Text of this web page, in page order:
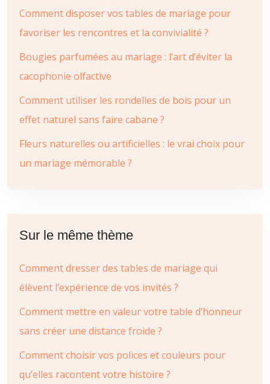
Comment disposer vos tables de mariage pour
favoriser les rencontres et la convivialité ?
Bougies parfumées au mariage : l’art d’éviter la
cacophonie olfactive
Comment utiliser les rondelles de bois pour un
effet naturel sans faire cabane ?
Fleurs naturelles ou artificielles : le vrai choix pour
un mariage mémorable ?
Sur le même thème
Comment dresser des tables de mariage qui
élèvent l’expérience de vos invités ?
Comment mettre en valeur votre table d’honneur
sans créer une distance froide ?
Comment choisir vos polices et couleurs pour
qu’elles racontent votre histoire ?